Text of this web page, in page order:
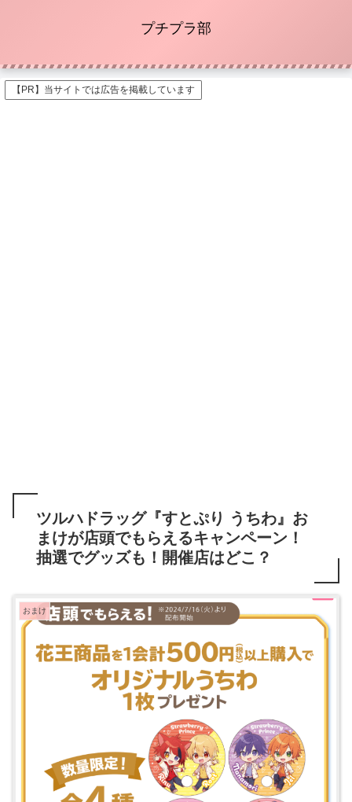
プチプラ部
【PR】当サイトでは広告を掲載しています
ツルハドラッグ『すとぷり うちわ』お
まけが店頭でもらえるキャンペーン！
抽選でグッズも！開催店はどこ？
おまけ